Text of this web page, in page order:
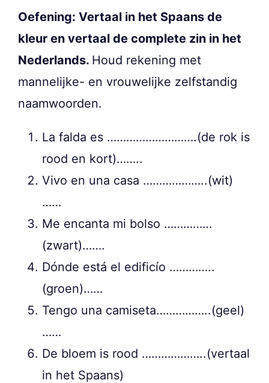
Oefening: Vertaal in het Spaans de
kleur en vertaal de complete zin in het
Nederlands. Houd rekening met
mannelijke- en vrouwelijke zelfstandig
naamwoorden.
La falda es ……………………….(de rok is
rood en kort)……..
Vivo en una casa ………………..(wit)
……
Me encanta mi bolso ……………
(zwart)…….
Dónde está el edificío …………..
(groen)……
Tengo una camiseta……………..(geel)
……
De bloem is rood ………………..(vertaal
in het Spaans)